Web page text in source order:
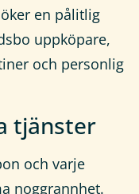
en pålitlig
uppköpare,
och personlig
tjänster
och varje
noggrannhet.